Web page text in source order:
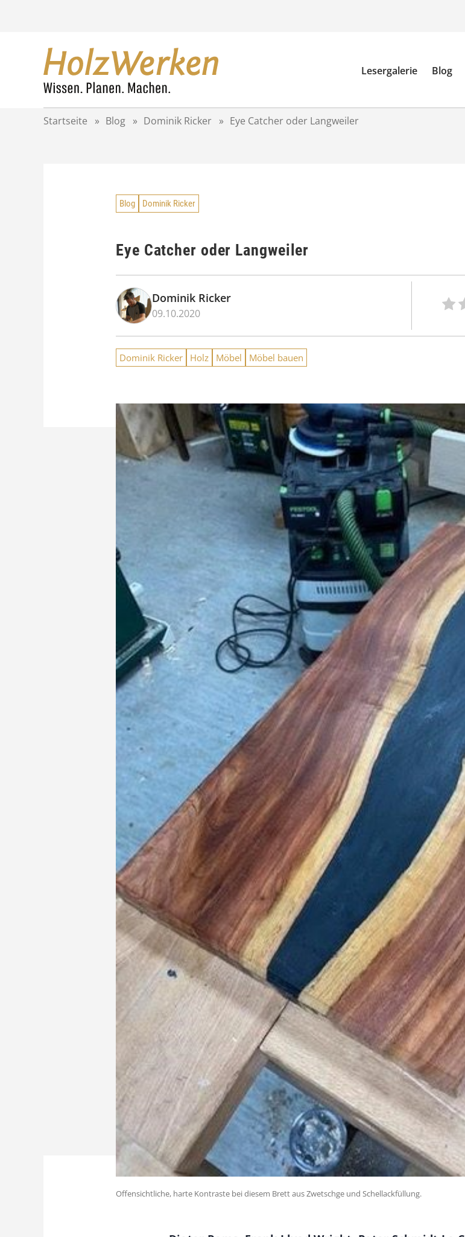
Lesergalerie Blog
Startseite » Blog » Dominik Ricker » Eye Catcher oder Langweiler
Blog Dominik Ricker
Eye Catcher oder Langweiler
Dominik Ricker
09.10.2020
Dominik Ricker Holz Möbel Möbel bauen
Offensichtliche, harte Kontraste bei diesem Brett aus Zwetschge und Schellackfüllung.